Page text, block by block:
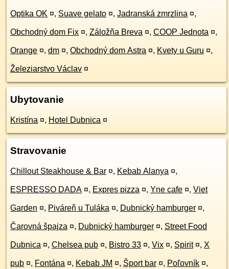
Optika OK ¤, Suave gelato ¤, Jadranská zmrzlina ¤,
Obchodný dom Fix ¤, Záložňa Breva ¤, COOP Jednota ¤,
Orange ¤, dm ¤, Obchodný dom Astra ¤, Kvety u Guru ¤,
Železiarstvo Václav ¤
Ubytovanie
Kristína ¤, Hotel Dubnica ¤
Stravovanie
Chillout Steakhouse & Bar ¤, Kebab Alanya ¤,
ESPRESSO DADA ¤, Expres pizza ¤, Yne cafe ¤, Viet
Garden ¤, Piváreň u Tuláka ¤, Dubnický hamburger ¤,
Čarovná špajza ¤, Dubnický hamburger ¤, Street Food
Dubnica ¤, Chelsea pub ¤, Bistro 33 ¤, Vix ¤, Spirit ¤, X
pub ¤, Fontána ¤, Kebab JM ¤, Šport bar ¤, Poľovník ¤,